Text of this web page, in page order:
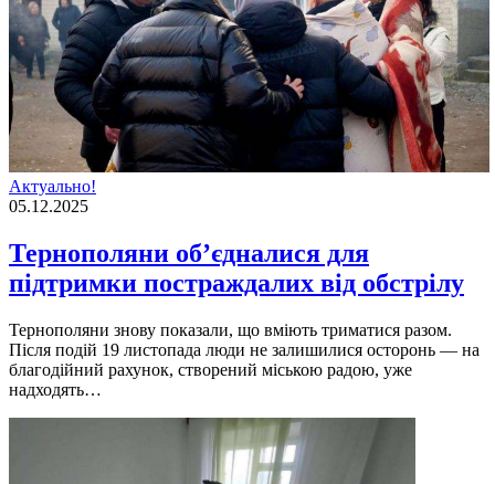
Актуально!
05.12.2025
Тернополяни об’єдналися для
підтримки постраждалих від обстрілу
Тернополяни знову показали, що вміють триматися разом.
Після подій 19 листопада люди не залишилися осторонь — на
благодійний рахунок, створений міською радою, уже
надходять…